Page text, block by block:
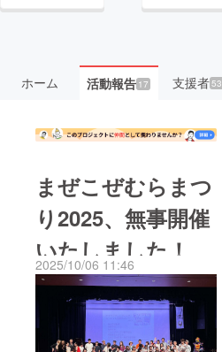
ホーム 活動報告17 支援者53
まぜこぜむらまつ
り2025、無事開催
いたしました！
2025/10/06 11:46